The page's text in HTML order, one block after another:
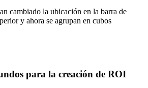
cambiado la ubicación en la barra de
y ahora se agrupan en cubos
para la creación de ROI